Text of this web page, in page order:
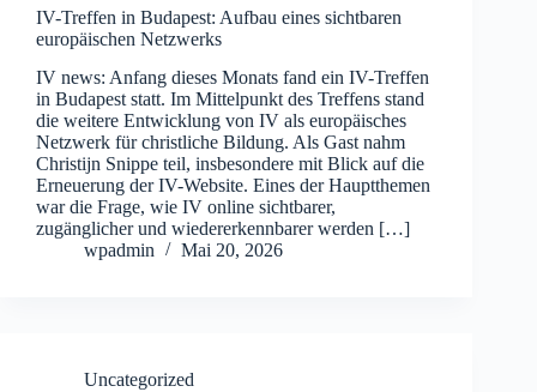
IV-Treffen in Budapest: Aufbau eines sichtbaren
europäischen Netzwerks
IV news: Anfang dieses Monats fand ein IV-Treffen
in Budapest statt. Im Mittelpunkt des Treffens stand
die weitere Entwicklung von IV als europäisches
Netzwerk für christliche Bildung. Als Gast nahm
Christijn Snippe teil, insbesondere mit Blick auf die
Erneuerung der IV-Website. Eines der Hauptthemen
war die Frage, wie IV online sichtbarer,
zugänglicher und wiedererkennbarer werden […]
wpadmin
Mai 20, 2026
Uncategorized